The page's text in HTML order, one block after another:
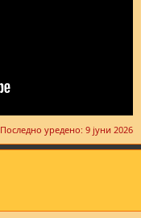
Последно уредено: 9 јуни 2026